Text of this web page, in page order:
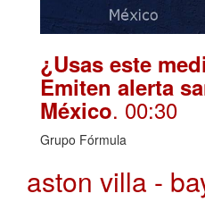
¿Usas este
Emiten alerta
México. 00:30
Grupo Fórmula
aston villa -